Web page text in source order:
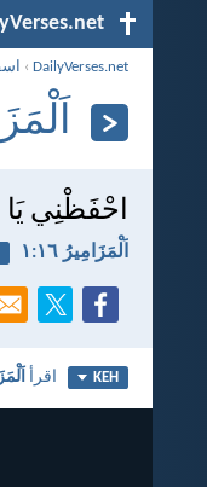
DailyVerses.net
›
احْفَظْنِي
اَلْمَزَامِيرُ ١٦:‏١
KEH اقرأ